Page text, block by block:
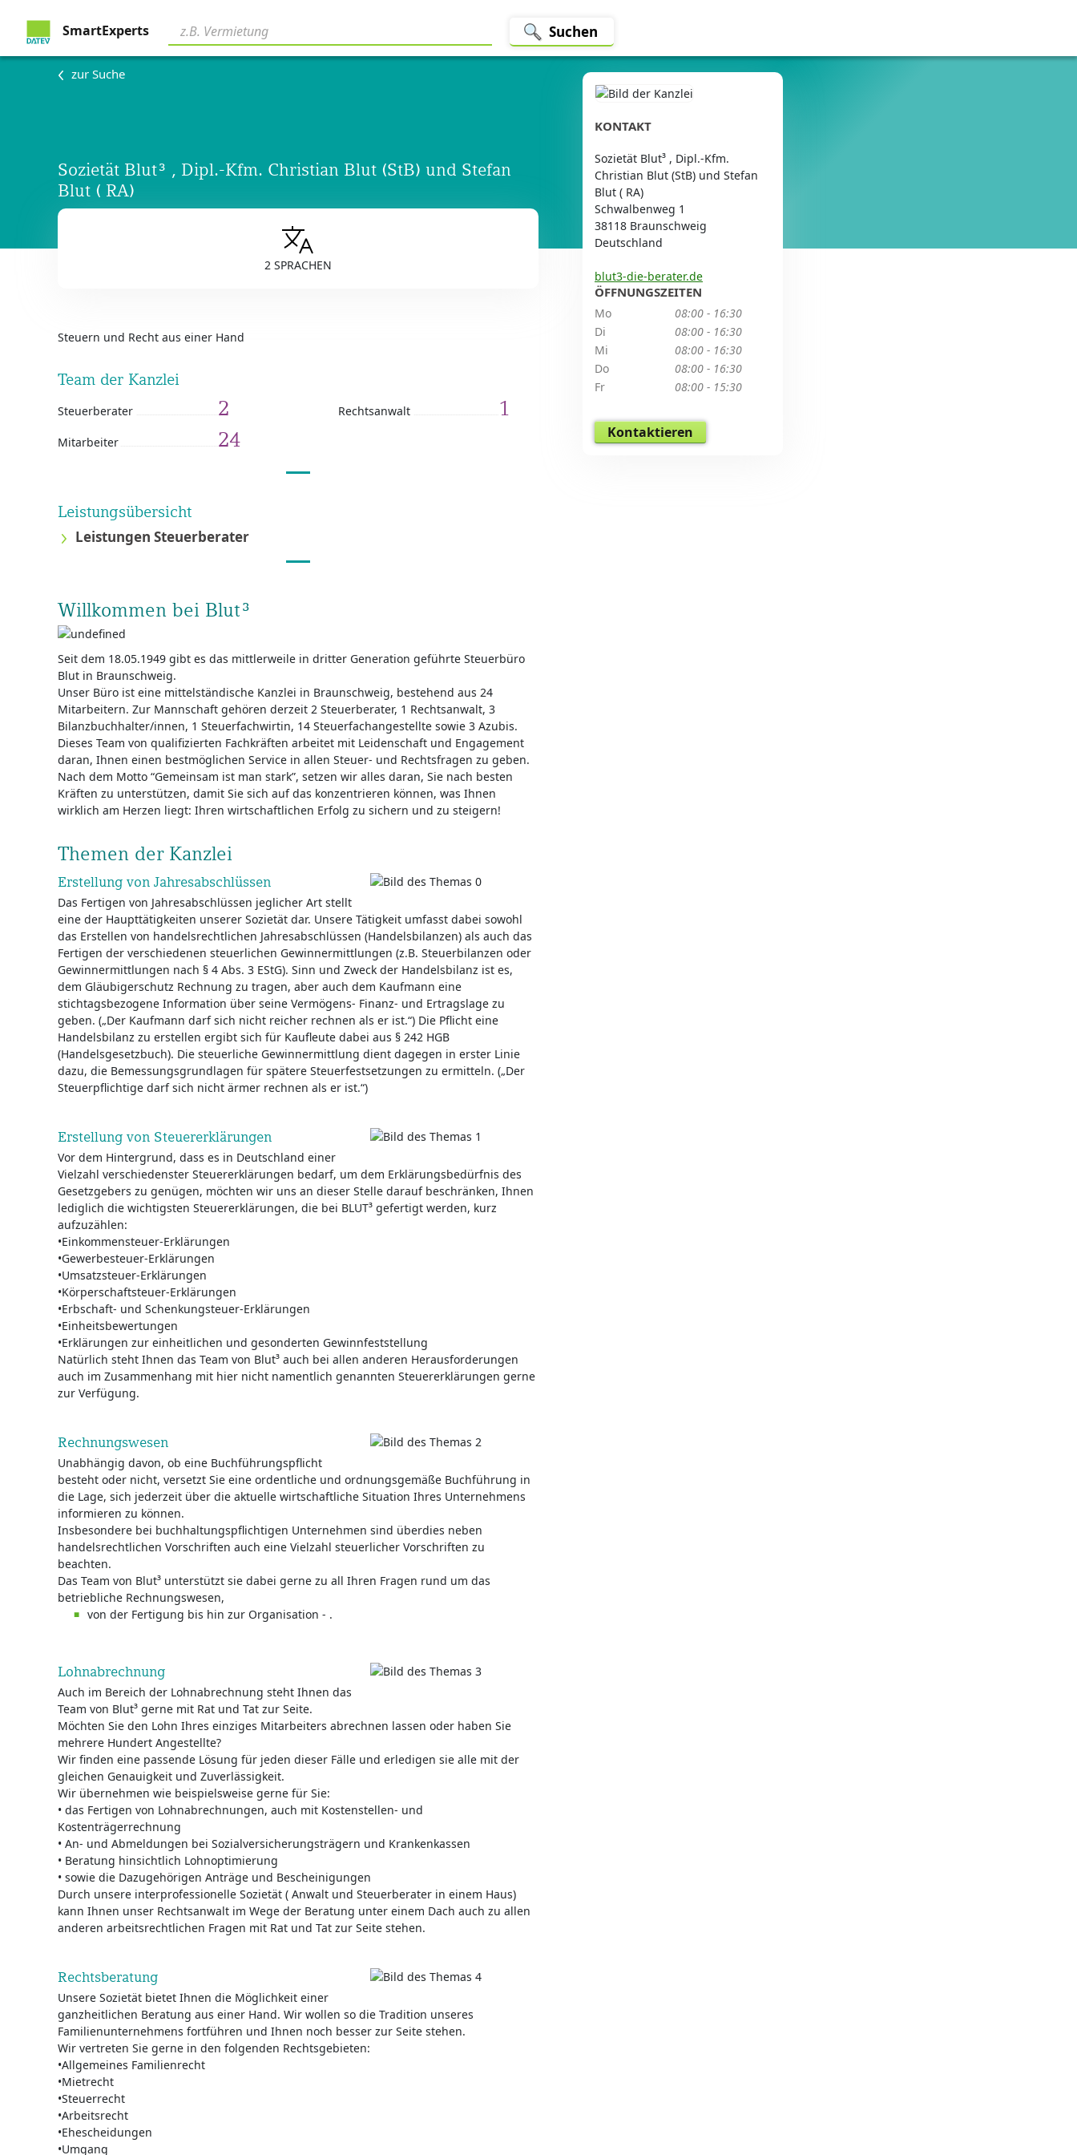
SmartExperts Suchen
zur Suche
Sozietät Blut³ , Dipl.-Kfm. Christian Blut (StB) und Stefan
Blut ( RA)
2 SPRACHEN
Steuern und Recht aus einer Hand
Team der Kanzlei
Steuerberater 2 Rechtsanwalt 1
Mitarbeiter 24
Leistungsübersicht
Leistungen Steuerberater
Willkommen bei Blut³
Seit dem 18.05.1949 gibt es das mittlerweile in dritter Generation geführte Steuerbüro
Blut in Braunschweig.
Unser Büro ist eine mittelständische Kanzlei in Braunschweig, bestehend aus 24
Mitarbeitern. Zur Mannschaft gehö­ren derzeit 2 Steuerberater, 1 Rechtsanwalt, 3
Bilanzbuchhalter/innen, 1 Steuerfachwirtin, 14 Steuerfachangestellte sowie 3 Azubis.
Dieses Team von qualifizierten Fachkräften arbeitet mit Leidenschaft und Engagement
daran, Ihnen einen best­möglichen Service in allen Steuer- und Rechtsfragen zu geben.
Nach dem Motto “Gemeinsam ist man stark”, setzen wir alles daran, Sie nach besten
Kräften zu unterstützen, damit Sie sich auf das konzentrieren können, was Ihnen
wirklich am Herzen liegt: Ihren wirtschaftlichen Erfolg zu sichern und zu steigern!
Themen der Kanzlei
Erstellung von Jahresabschlüssen
Das Fertigen von Jahresabschlüssen jeglicher Art stellt
eine der Haupttätigkeiten unserer Sozietät dar. Unsere Tätigkeit umfasst dabei sowohl
das Erstellen von handelsrechtlichen Jahresabschlüssen (Handelsbilanzen) als auch das
Fertigen der verschiedenen steuerlichen Gewinnermittlungen (z.B. Steuerbilanzen oder
Gewinnermittlungen nach § 4 Abs. 3 EStG). Sinn und Zweck der Handelsbilanz ist es,
dem Gläubigerschutz Rechnung zu tragen, aber auch dem Kaufmann eine
stichtagsbezogene Information über seine Vermögens- Finanz- und Ertragslage zu
geben. („Der Kaufmann darf sich nicht reicher rechnen als er ist.“) Die Pflicht eine
Handelsbilanz zu erstellen ergibt sich für Kaufleute dabei aus § 242 HGB
(Handelsgesetzbuch). Die steuerliche Gewinnermittlung dient dagegen in erster Linie
dazu, die Bemessungsgrundlagen für spätere Steuerfestsetzungen zu ermitteln. („Der
Steuerpflichtige darf sich nicht ärmer rechnen als er ist.“)
Erstellung von Steuererklärungen
Vor dem Hintergrund, dass es in Deutschland einer
Vielzahl verschiedenster Steuererklärungen bedarf, um dem Erklärungsbedürfnis des
Gesetzgebers zu genügen, möchten wir uns an dieser Stelle darauf beschränken, Ihnen
lediglich die wichtigsten Steuererklärungen, die bei BLUT³ gefertigt werden, kurz
aufzuzählen:
•Einkommensteuer-Erklärungen
•Gewerbesteuer-Erklärungen
•Umsatzsteuer-Erklärungen
•Körperschaftsteuer-Erklärungen
•Erbschaft- und Schenkungsteuer-Erklärungen
•Einheitsbewertungen
•Erklärungen zur einheitlichen und gesonderten Gewinnfeststellung
Natürlich steht Ihnen das Team von Blut³ auch bei allen anderen Herausforderungen
auch im Zusammenhang mit hier nicht namentlich genannten Steuererklärungen gerne
zur Verfügung.
Rechnungswesen
Unabhängig davon, ob eine Buchführungspflicht
besteht oder nicht, versetzt Sie eine ordentliche und ordnungsgemäße Buchführung in
die Lage, sich jederzeit über die aktuelle wirtschaftliche Situation Ihres Unternehmens
informieren zu können.
Insbesondere bei buchhaltungspflichtigen Unternehmen sind überdies neben
handelsrechtlichen Vorschriften auch eine Vielzahl steuerlicher Vorschriften zu
beachten.
Das Team von Blut³ unterstützt sie dabei gerne zu all Ihren Fragen rund um das
betriebliche Rechnungswesen,
von der Fertigung bis hin zur Organisation - .
Lohnabrechnung
Auch im Bereich der Lohnabrechnung steht Ihnen das
Team von Blut³ gerne mit Rat und Tat zur Seite.
Möchten Sie den Lohn Ihres einziges Mitarbeiters abrechnen lassen oder haben Sie
mehrere Hundert Angestellte?
Wir finden eine passende Lösung für jeden dieser Fälle und erledigen sie alle mit der
gleichen Genauigkeit und Zuverlässigkeit.
Wir übernehmen wie beispielsweise gerne für Sie:
• das Fertigen von Lohnabrechnungen, auch mit Kostenstellen- und
Kostenträgerrechnung
• An- und Abmeldungen bei Sozialversicherungsträgern und Krankenkassen
• Beratung hinsichtlich Lohnoptimierung
• sowie die Dazugehörigen Anträge und Bescheinigungen
Durch unsere interprofessionelle Sozietät ( Anwalt und Steuerberater in einem Haus)
kann Ihnen unser Rechtsanwalt im Wege der Beratung unter einem Dach auch zu allen
anderen arbeitsrechtlichen Fragen mit Rat und Tat zur Seite stehen.
Rechtsberatung
Unsere Sozietät bietet Ihnen die Möglichkeit einer
ganzheitlichen Beratung aus einer Hand. Wir wollen so die Tradition unseres
Familienunternehmens fortführen und Ihnen noch besser zur Seite stehen.
Wir vertreten Sie gerne in den folgenden Rechtsgebieten:
•Allgemeines Familienrecht
•Mietrecht
•Steuerrecht
•Arbeitsrecht
•Ehescheidungen
•Umgang
KONTAKT
Sozietät Blut³ , Dipl.-Kfm.
Christian Blut (StB) und Stefan
Blut ( RA)
Schwalbenweg 1
38118 Braunschweig
Deutschland
blut3-die-berater.de
ÖFFNUNGSZEITEN
Mo
08:00 - 16:30
Di
08:00 - 16:30
Mi
08:00 - 16:30
Do
08:00 - 16:30
Fr
08:00 - 15:30
Kontaktieren